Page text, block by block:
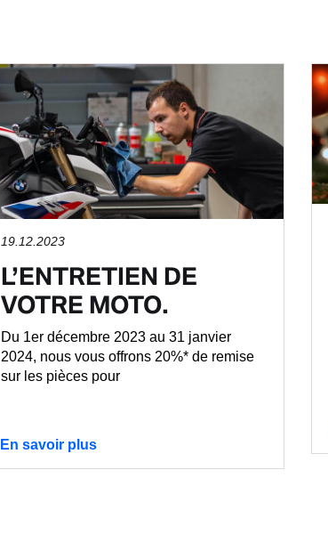
19.12.2023
L’ENTRETIEN DE
VOTRE MOTO.
Du 1er décembre 2023 au 31 janvier
2024, nous vous offrons 20%* de remise
sur les pièces pour
En savoir plus